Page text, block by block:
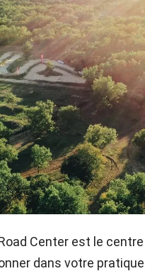
Center est le
dans votre